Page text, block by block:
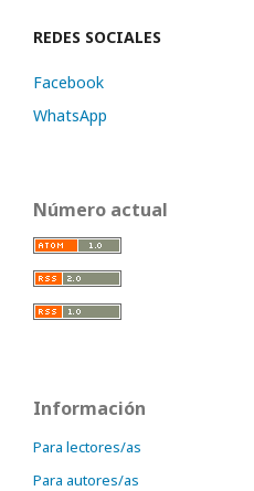
REDES SOCIALES
Facebook
WhatsApp
Número actual
Información
Para lectores/as
Para autores/as